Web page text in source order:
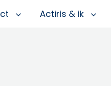
Actiris & ik